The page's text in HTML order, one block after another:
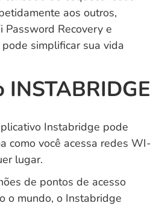
aos outros,
Password Recovery e
simplificar sua vida
Instabridge pode
como você acessa redes WI-
lugar.
de pontos de acesso
o mundo, o Instabridge